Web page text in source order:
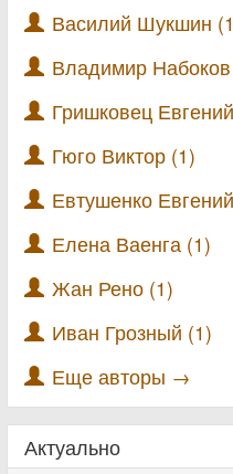
Василий Шукшин
Владимир
Гришковец
Гюго Виктор (1)
Евтушенко
Елена Ваенга (1)
Жан Рено (1)
Иван Грозный (1)
Еще авторы →
Актуально